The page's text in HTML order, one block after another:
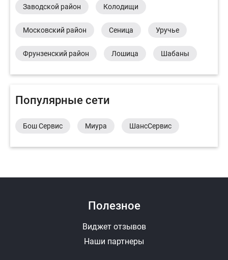
Заводской район Колодищи
Московский район Сеница Уручье
Фрунзенский район Лошица Шабаны
Популярные сети
Бош Сервис Миура ШансСервис
Полезное
Виджет отзывов
Наши партнеры